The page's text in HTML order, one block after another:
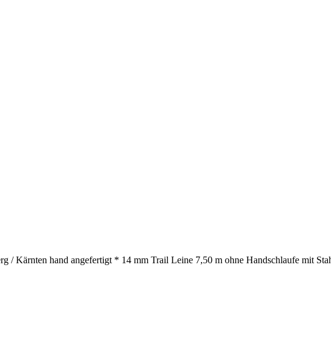
/ Kärnten hand angefertigt * 14 mm Trail Leine 7,50 m ohne Handschlaufe mit